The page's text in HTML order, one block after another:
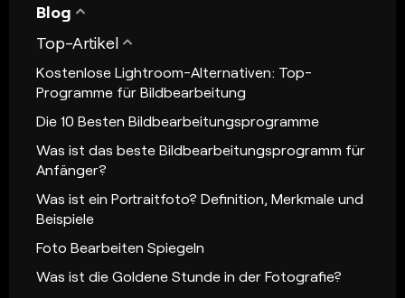
Blog
Top-Artikel
Kostenlose Lightroom-Alternativen: Top-
Programme für Bildbearbeitung
Die 10 Besten Bildbearbeitungsprogramme
Was ist das beste Bildbearbeitungsprogramm für
Anfänger?
Was ist ein Portraitfoto? Definition, Merkmale und
Beispiele
Foto Bearbeiten Spiegeln
Was ist die Goldene Stunde in der Fotografie?